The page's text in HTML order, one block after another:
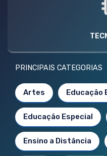
PRINCIPAIS CATEGORIAS
Artes Educação
Educação Especial
Ensino a Distância